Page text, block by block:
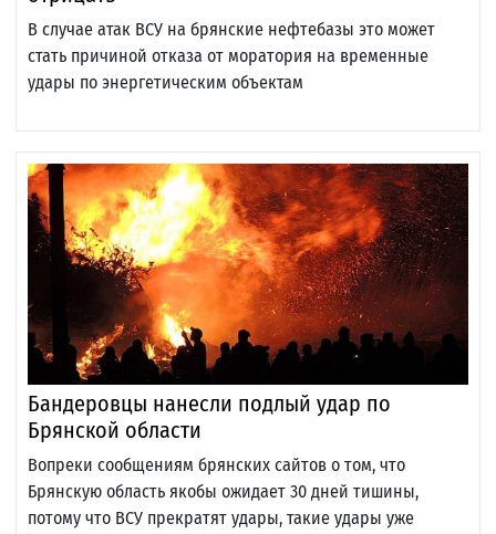
В случае атак ВСУ на брянские нефтебазы это может
стать причиной отказа от моратория на временные
удары по энергетическим объектам
Бандеровцы нанесли подлый удар по
Брянской области
Вопреки сообщениям брянских сайтов о том, что
Брянскую область якобы ожидает 30 дней тишины,
потому что ВСУ прекратят удары, такие удары уже